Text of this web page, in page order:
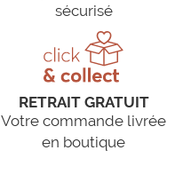
sécurisé
RETRAIT GRATUIT
Votre commande livrée
en boutique